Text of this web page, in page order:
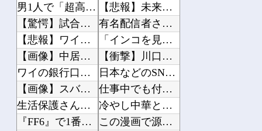
男1人で「超高級アフタヌーンティー」に来てみたwww
【驚愕】試合後に傷心の久保タケを飯に誘うジャガー浅野がコチラ!!!
【悲報】ワイ、職場でアミバ呼ばわりされる
【画像】中居正広「（まずい…このままじゃ木村が最下位になる…）ああぁぁぁ滑ったぁ...
ワイの銀行口座4つもあるんだけど多すぎ？
【画像】スバル、ガチで凄い実力を持っていた
生活保護さん、1400円のハンバーガーを食べただけで批判される
『FF6』で1番苦戦する所といえば？
【悲報】未来で待ってる女さん、あまりにも多すぎて大渋滞に????
有名配信者さん、ジャングリア沖縄を酷評「ほんとーにおもんない！カス！」→炎上→逆...
「インコを見せてあげる」→チ○コを見せてわいせつな行為をした75歳の男を逮捕
【衝撃】川口被告(19)に無期懲役 江別大学生殺人事件、19歳で取り返しのつかな...
日本などのSNSを埋め尽くす「釜山病」とは？「ソウル病」に続く新ワード！
仕事中でも付けられる香水
冷やし中華と冷麺一緒にするやつなんなん？
この漫画で源義経を知った奴、大体が義経に同情するようになるｗｗｗｗｗｗｗｗ